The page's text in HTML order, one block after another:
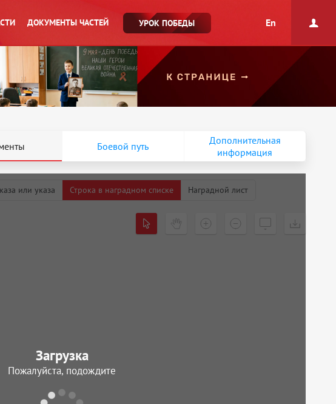
ДОКУМЕНТЫ ЧАСТЕЙ УРОК ПОБЕДЫ
En
Боевой путь
Дополнительная
информация
или указа Строка в наградном списке Наградной лист
Загрузка
Пожалуйста, подождите